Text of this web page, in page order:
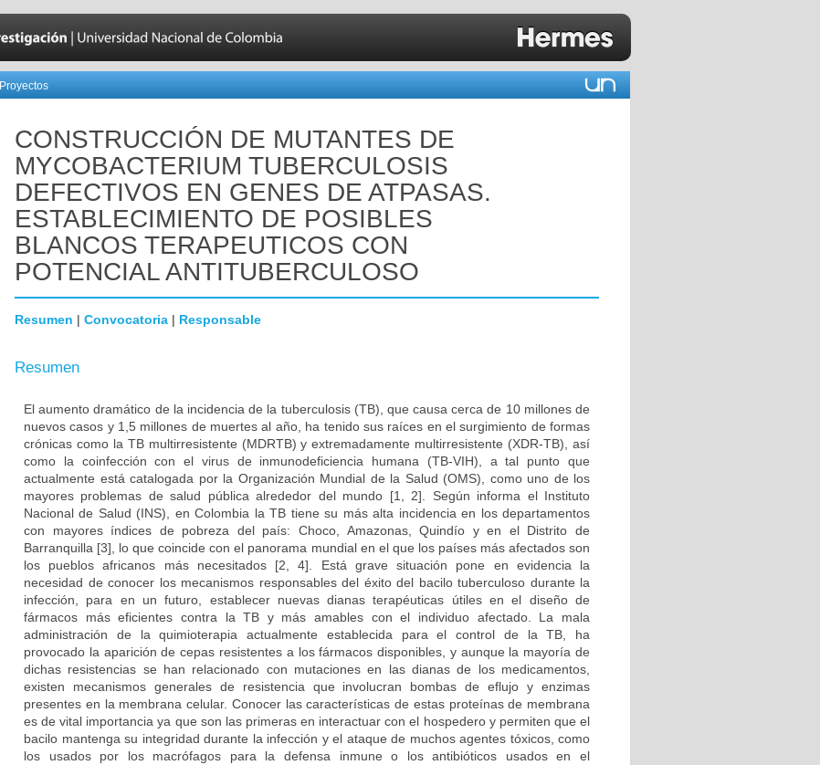
Proyectos
CONSTRUCCIÓN DE MUTANTES DE
MYCOBACTERIUM TUBERCULOSIS
DEFECTIVOS EN GENES DE ATPASAS.
ESTABLECIMIENTO DE POSIBLES
BLANCOS TERAPEUTICOS CON
POTENCIAL ANTITUBERCULOSO
Resumen | Convocatoria | Responsable
Resumen
El aumento dramático de la incidencia de la tuberculosis (TB), que causa cerca de 10 millones de
nuevos casos y 1,5 millones de muertes al año, ha tenido sus raíces en el surgimiento de formas
crónicas como la TB multirresistente (MDRTB) y extremadamente multirresistente (XDR-TB), así
como la coinfección con el virus de inmunodeficiencia humana (TB-VIH), a tal punto que
actualmente está catalogada por la Organización Mundial de la Salud (OMS), como uno de los
mayores problemas de salud pública alrededor del mundo [1, 2]. Según informa el Instituto
Nacional de Salud (INS), en Colombia la TB tiene su más alta incidencia en los departamentos
con mayores índices de pobreza del país: Choco, Amazonas, Quindío y en el Distrito de
Barranquilla [3], lo que coincide con el panorama mundial en el que los países más afectados son
los pueblos africanos más necesitados [2, 4]. Está grave situación pone en evidencia la
necesidad de conocer los mecanismos responsables del éxito del bacilo tuberculoso durante la
infección, para en un futuro, establecer nuevas dianas terapéuticas útiles en el diseño de
fármacos más eficientes contra la TB y más amables con el individuo afectado. La mala
administración de la quimioterapia actualmente establecida para el control de la TB, ha
provocado la aparición de cepas resistentes a los fármacos disponibles, y aunque la mayoría de
dichas resistencias se han relacionado con mutaciones en las dianas de los medicamentos,
existen mecanismos generales de resistencia que involucran bombas de eflujo y enzimas
presentes en la membrana celular. Conocer las características de estas proteínas de membrana
es de vital importancia ya que son las primeras en interactuar con el hospedero y permiten que el
bacilo mantenga su integridad durante la infección y el ataque de muchos agentes tóxicos, como
los usados por los macrófagos para la defensa inmune o los antibióticos usados en el